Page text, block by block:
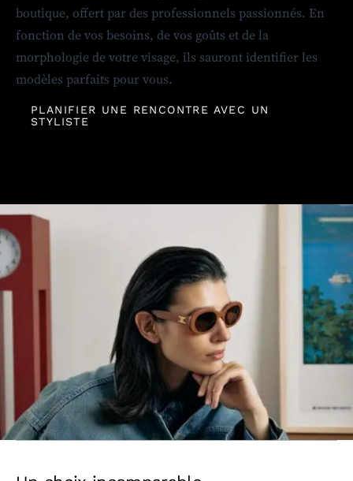
boutique, offert par des professionnels passionnés. En
fonction de vos besoins, de vos goûts et de la
morphologie de votre visage, ils sauront identifier les
modèles parfaits pour vous.
PLANIFIER UNE RENCONTRE AVEC UN
STYLISTE